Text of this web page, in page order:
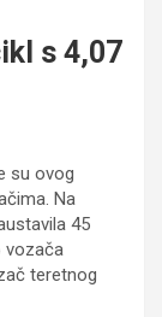
s 4,07
su ovog
Na
45
vozača
teretnog